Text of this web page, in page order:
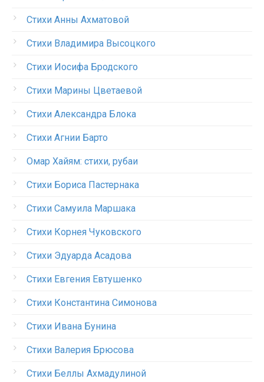
Стихи Анны Ахматовой
Стихи Владимира Высоцкого
Стихи Иосифа Бродского
Стихи Марины Цветаевой
Стихи Александра Блока
Стихи Агнии Барто
Омар Хайям: стихи, рубаи
Стихи Бориса Пастернака
Стихи Самуила Маршака
Стихи Корнея Чуковского
Стихи Эдуарда Асадова
Стихи Евгения Евтушенко
Стихи Константина Симонова
Стихи Ивана Бунина
Стихи Валерия Брюсова
Стихи Беллы Ахмадулиной